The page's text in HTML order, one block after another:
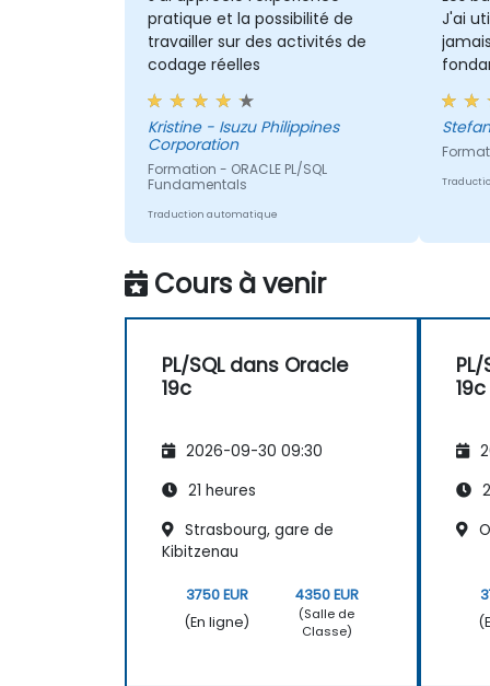
Développer et gérer des déclencheurs
pour automatiser et appliquer des
règles métier.
pour encapsuler et modulariser le
en vue de sa réutilisation et de sa
maintenance.
pratique et la possibilité de
travailler sur des activités de
codage réelles
Kristine - Isuzu Philippines
Corporation
Formation - ORACLE PL/SQL
Fundamentals
Traduction automatique
J'ai
les
Cours à venir
PL/SQL dans Oracle
19c
2026-09-30 09:30
21 heures
Strasbourg, gare de
Kibitzenau
3750 EUR
(En ligne)
4350 EUR
(Salle de
Classe)
19c